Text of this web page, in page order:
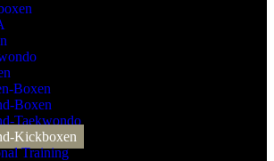
Boxen
Boxen
Taekwondo
Kickboxen
Training